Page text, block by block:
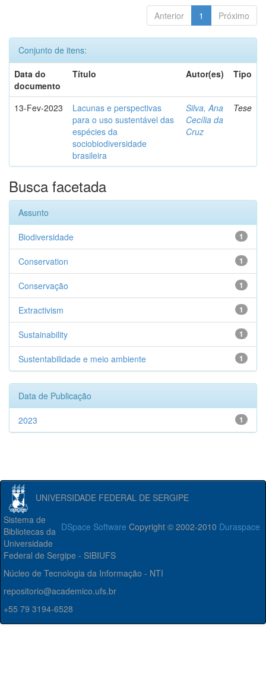
Anterior 1 Próximo
Conjunto de itens:
Data do
documento
Título Autor(es) Tipo
13-Fev-2023
Lacunas e perspectivas
para o uso sustentável das
espécies da
sociobiodiversidade
brasileira
Silva, Ana
Cecília da
Cruz
Tese
Busca facetada
Assunto
1
Biodiversidade
1
Conservation
1
Conservação
1
Extractivism
1
Sustainability
1
Sustentabilidade e meio ambiente
Data de Publicação
1
2023
UNIVERSIDADE FEDERAL DE SERGIPE
DSpace Software Copyright © 2002-2010 Duraspace
Sistema de
Bibliotecas da
Universidade
Federal de Sergipe - SIBIUFS
Núcleo de Tecnologia da Informação - NTI
repositorio@academico.ufs.br
+55 79 3194-6528